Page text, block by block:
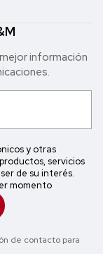
in formación
y otras
servicios
de su interés.
momento
de contacto para